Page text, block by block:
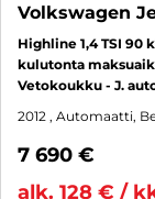
Volkswagen
Highline 1,4 TSI 90
kulutonta
Vetokoukku - J.
2012 , Automaatti,
7 690 €
alk. 128 € /